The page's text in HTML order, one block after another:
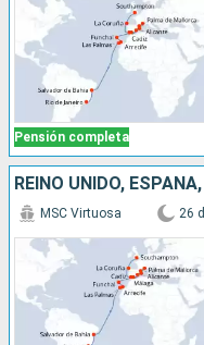
Pensión completa
MSC Virtuosa 26 d